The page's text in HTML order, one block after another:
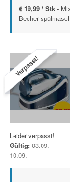
€ 19,99 / Stk -
Becher
Verpasst!
Leider verpasst!
Gültig: 03.09. -
10.09.